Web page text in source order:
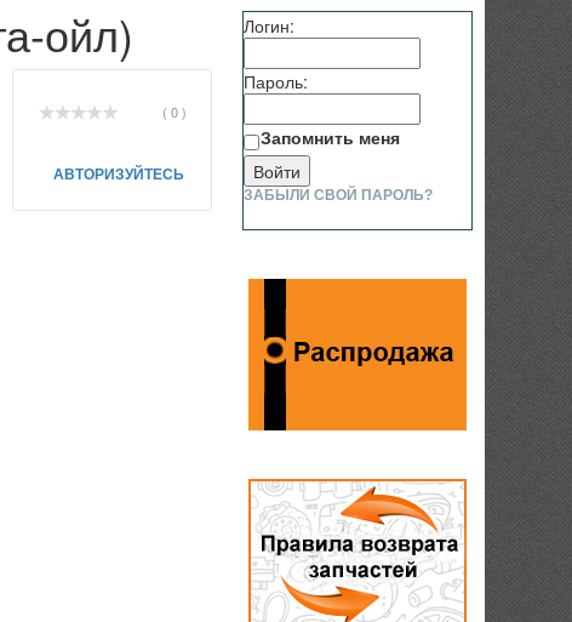
ойл)
( 0 )
АВТОРИЗУЙТЕСЬ
Логин:
Пароль:
Запомнить меня
ЗАБЫЛИ СВОЙ ПАРОЛЬ?